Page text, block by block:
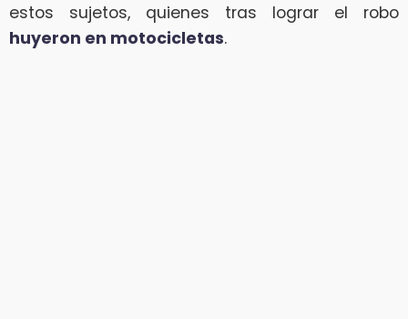
estos sujetos, quienes tras lograr el robo
huyeron en motocicletas.